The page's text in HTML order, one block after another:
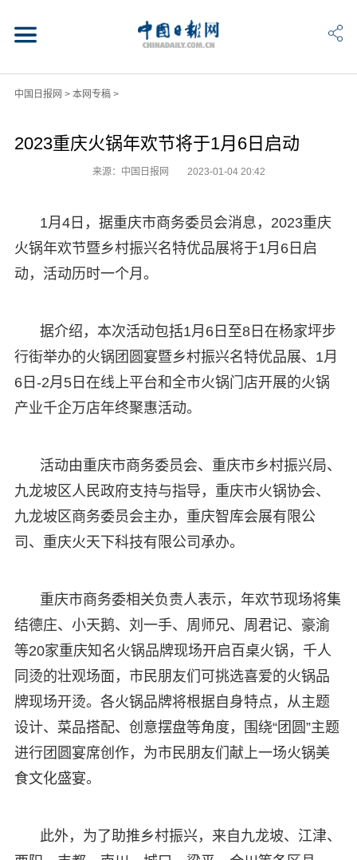
中国日报网 > 本网专稿>
2023重庆火锅年欢节将于1月6日启动
来源：中国日报网 2023-01-04 20:42
1月4日，据重庆市商务委员会消息，2023重庆
火锅年欢节暨乡村振兴名特优品展将于1月6日启
动，活动历时一个月。
据介绍，本次活动包括1月6日至8日在杨家坪步
行街举办的火锅团圆宴暨乡村振兴名特优品展、1月
6日-2月5日在线上平台和全市火锅门店开展的火锅
产业千企万店年终聚惠活动。
活动由重庆市商务委员会、重庆市乡村振兴局、
九龙坡区人民政府支持与指导，重庆市火锅协会、
九龙坡区商务委员会主办，重庆智库会展有限公
司、重庆火天下科技有限公司承办。
重庆市商务委相关负责人表示，年欢节现场将集
结德庄、小天鹅、刘一手、周师兄、周君记、豪渝
等20家重庆知名火锅品牌现场开启百桌火锅，千人
同烫的壮观场面，市民朋友们可挑选喜爱的火锅品
牌现场开烫。各火锅品牌将根据自身特点，从主题
设计、菜品搭配、创意摆盘等角度，围绕“团圆”主题
进行团圆宴席创作，为市民朋友们献上一场火锅美
食文化盛宴。
此外，为了助推乡村振兴，来自九龙坡、江津、